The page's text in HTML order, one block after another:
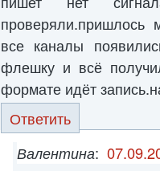
проверяли.пришлось
все каналы
флешку и всё
формате идёт
Ответить
Валентина: